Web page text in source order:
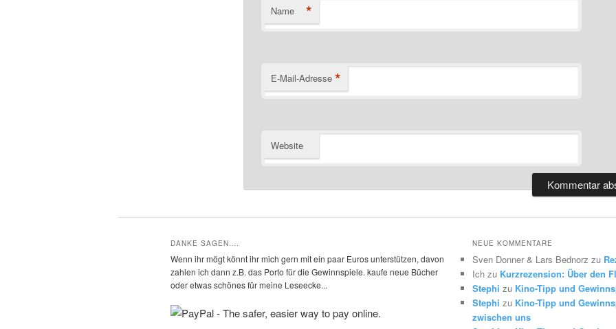
Name *
E-Mail-Adresse *
Website
DANKE SAGEN….
Wenn ihr mögt könnt ihr mich gern mit ein paar Euros unterstützen, davon
zahlen ich dann z.B. das Porto für die Gewinnspiele. kaufe neue Bücher
oder etwas schönes für meine Leseecke...
NEUE KOMMENTARE
Sven Donner & Lars Bednorz zu
Ich zu Kurzrezension: Über den
Stephi zu Kino-Tipp und
Stephi zu Kino-Tipp und
zwischen uns